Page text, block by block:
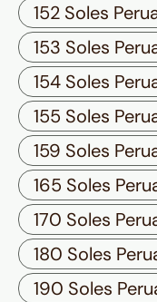
152 Soles
153 Soles
154 Soles
155 Soles
159 Soles
165 Soles
170 Soles
180 Soles
190 Soles